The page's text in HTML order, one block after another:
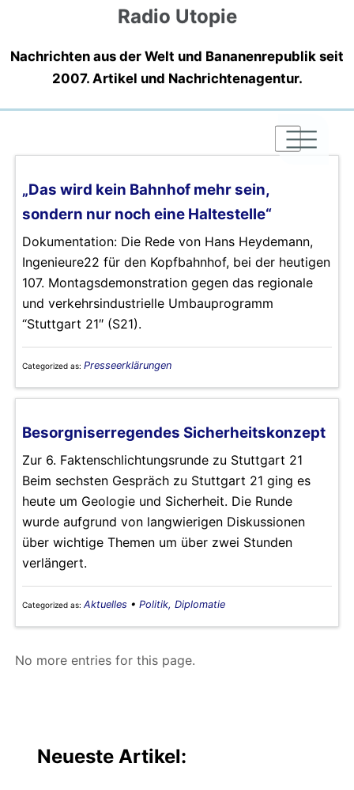
Radio Utopie
Nachrichten aus der Welt und Bananenrepublik seit
2007. Artikel und Nachrichtenagentur.
|
|
|
„Das wird kein Bahnhof mehr sein,
sondern nur noch eine Haltestelle“
Dokumentation: Die Rede von Hans Heydemann,
Ingenieure22 für den Kopfbahnhof, bei der heutigen
107. Montagsdemonstration gegen das regionale
und verkehrsindustrielle Umbauprogramm
“Stuttgart 21″ (S21).
Categorized as: Presseerklärungen
Besorgniserregendes Sicherheitskonzept
Zur 6. Faktenschlichtungsrunde zu Stuttgart 21
Beim sechsten Gespräch zu Stuttgart 21 ging es
heute um Geologie und Sicherheit. Die Runde
wurde aufgrund von langwierigen Diskussionen
über wichtige Themen um über zwei Stunden
verlängert.
Categorized as: Aktuelles • Politik, Diplomatie
No more entries for this page.
Neueste Artikel: